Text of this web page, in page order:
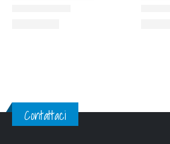
Contattaci